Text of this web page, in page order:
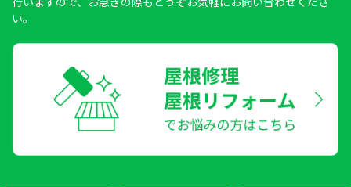
い。